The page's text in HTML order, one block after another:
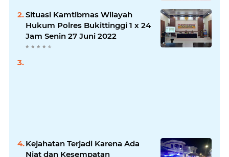
Situasi Kamtibmas Wilayah
Hukum Polres Bukittinggi 1 x 24
Jam Senin 27 Juni 2022
Kejahatan Terjadi Karena Ada
Niat dan Kesempatan